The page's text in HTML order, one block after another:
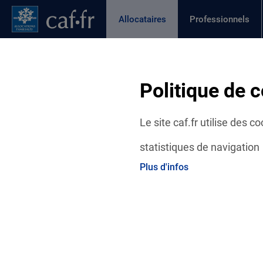
Politique de
Le site caf.fr utilise des
statistiques de navigation
Plus d'infos
Contenu principal
Pied de page
Allocataires
Page active
Professionnels
Actualités départementales